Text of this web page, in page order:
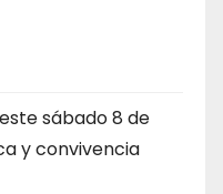
sábado 8 de
y convivencia